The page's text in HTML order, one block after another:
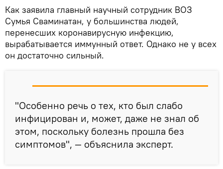
Как заявила главный научный сотрудник ВОЗ
Сумья Сваминатан, у большинства людей,
перенесших коронавирусную инфекцию,
вырабатывается иммунный ответ. Однако не у всех
он достаточно сильный.
"Особенно речь о тех, кто был слабо
инфицирован и, может, даже не знал об
этом, поскольку болезнь прошла без
симптомов", — объяснила эксперт.